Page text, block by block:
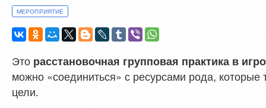
МЕРОПРИЯТИЕ
Это расстановочная групповая практика в
можно «соединиться» с ресурсами рода,
цели.